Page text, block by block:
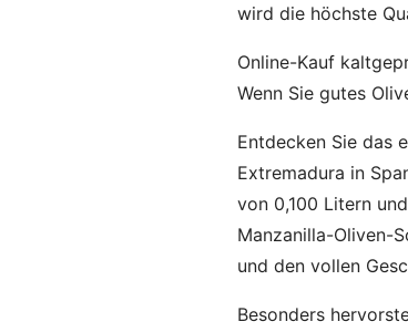
wird die höchste
Online-Kauf
Wenn Sie gutes
Entdecken Sie das
Extremadura in
von 0,100 Litern
Manzanilla-Oliven-
und den vollen
Besonders